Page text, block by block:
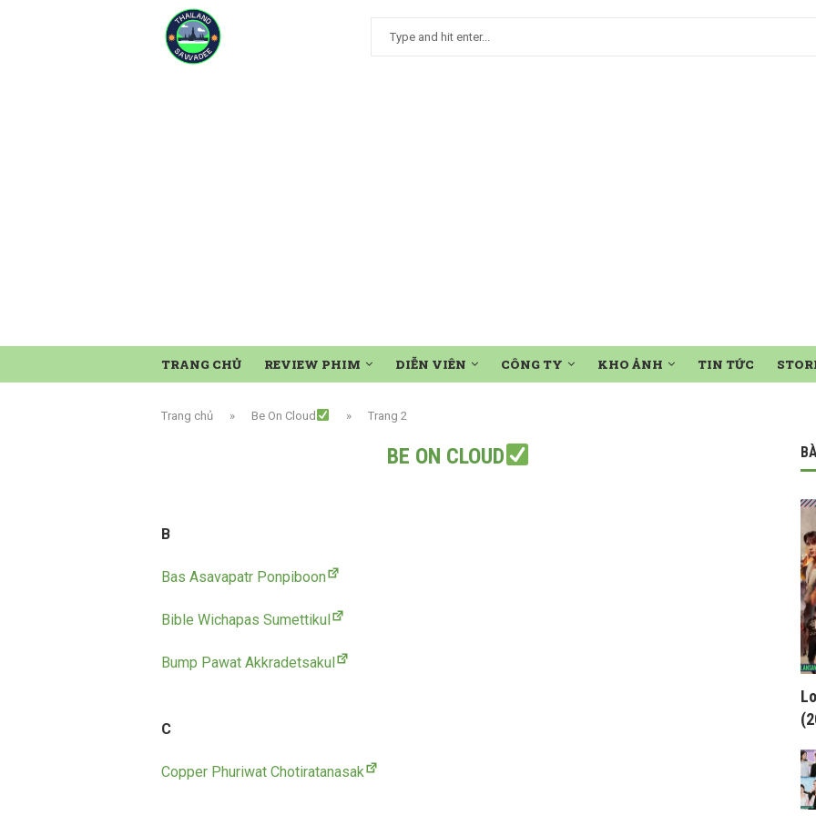
TRANG CHỦ REVIEW PHIM DIỄN VIÊN CÔNG TY KHO ẢNH TIN TỨC
Trang chủ » Be On Cloud » Trang 2
BE ON CLOUD
B
Bas Asavapatr Ponpiboon
Bible Wichapas Sumettikul
Bump Pawat Akkradetsakul
C
Copper Phuriwat Chotiratanasak